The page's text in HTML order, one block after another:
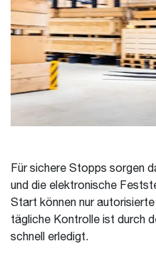
Für sichere Stopps sorgen
und die elektronische
Start können nur
tägliche Kontrolle ist durch
schnell erledigt.